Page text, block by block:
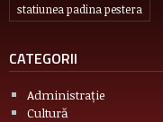
statiunea padina pestera
CATEGORII
Administrație
Cultură